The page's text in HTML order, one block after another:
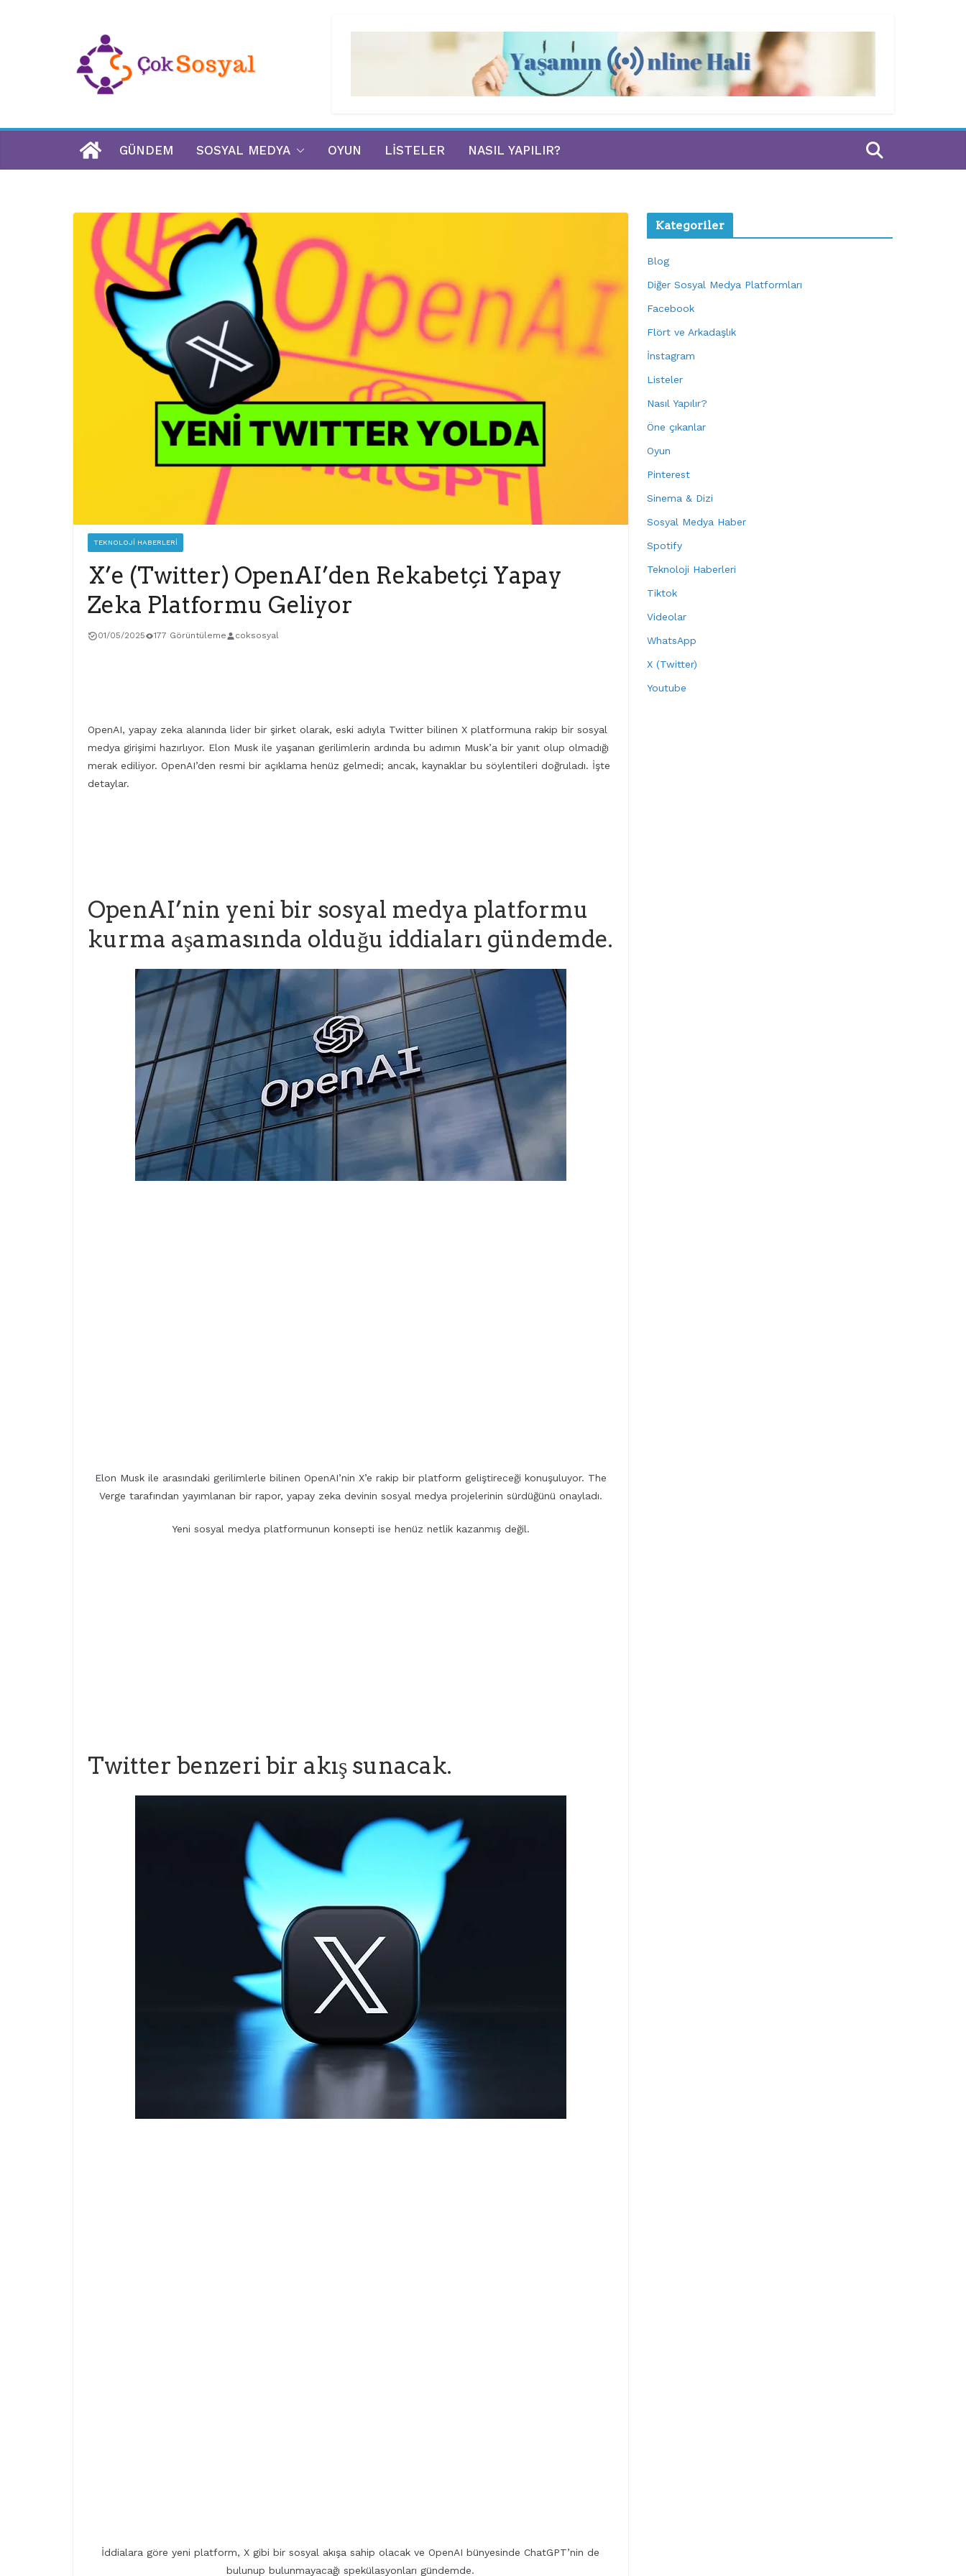
GÜNDEM SOSYAL MEDYA OYUN LISTELER NASIL YAPILIR?
TEKNOLOJI HABERLERI
X’e (Twitter) OpenAI’den Rekabetçi Yapay
Zeka Platformu Geliyor
01/05/2025 177 Görüntüleme coksosyal
OpenAI, yapay zeka alanında lider bir şirket olarak, eski adıyla Twitter bilinen X platformuna rakip bir sosyal
medya girişimi hazırlıyor. Elon Musk ile yaşanan gerilimlerin ardında bu adımın Musk’a bir yanıt olup olmadığı
merak ediliyor. OpenAI’den resmi bir açıklama henüz gelmedi; ancak, kaynaklar bu söylentileri doğruladı. İşte
detaylar.
OpenAI’nin yeni bir sosyal medya platformu
kurma aşamasında olduğu iddiaları gündemde.
Elon Musk ile arasındaki gerilimlerle bilinen OpenAI’nin X’e rakip bir platform geliştireceği konuşuluyor. The
Verge tarafından yayımlanan bir rapor, yapay zeka devinin sosyal medya projelerinin sürdüğünü onayladı.
Yeni sosyal medya platformunun konsepti ise henüz netlik kazanmış değil.
Twitter benzeri bir akış sunacak.
İddialara göre yeni platform, X gibi bir sosyal akışa sahip olacak ve OpenAI bünyesinde ChatGPT’nin de
bulunup bulunmayacağı spekülasyonları gündemde.
Kategoriler
Blog
Diğer Sosyal Medya Platformları
Facebook
Flört ve Arkadaşlık
İnstagram
Listeler
Nasıl Yapılır?
Öne çıkanlar
Oyun
Pinterest
Sinema & Dizi
Sosyal Medya Haber
Spotify
Teknoloji Haberleri
Tiktok
Videolar
WhatsApp
X (Twitter)
Youtube